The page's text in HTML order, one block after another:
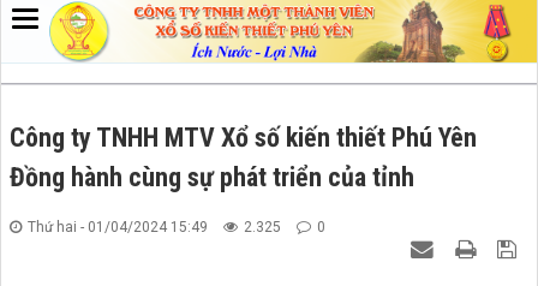
Công ty TNHH MTV Xổ số kiến thiết Phú Yên
Đồng hành cùng sự phát triển của tỉnh
Thứ hai - 01/04/2024 15:49 2.325 0